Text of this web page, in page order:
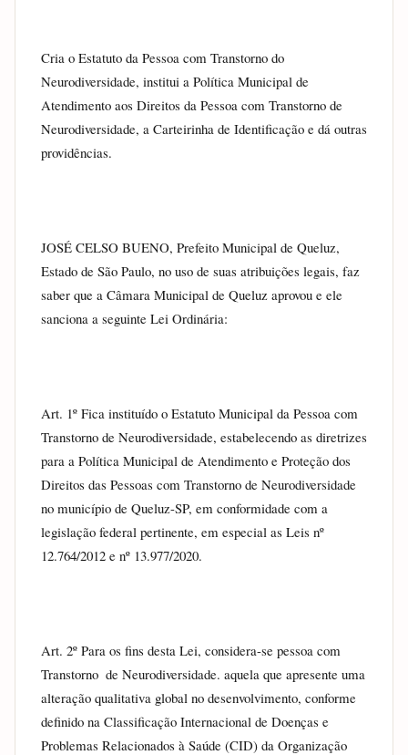
Cria o Estatuto da Pessoa com Transtorno do
Neurodiversidade, institui a Política Municipal de
Atendimento aos Direitos da Pessoa com Transtorno de
Neurodiversidade, a Carteirinha de Identificação e dá outras
providências.
JOSÉ CELSO BUENO, Prefeito Municipal de Queluz,
Estado de São Paulo, no uso de suas atribuições legais, faz
saber que a Câmara Municipal de Queluz aprovou e ele
sanciona a seguinte Lei Ordinária:
Art. 1º Fica instituído o Estatuto Municipal da Pessoa com
Transtorno de Neurodiversidade, estabelecendo as diretrizes
para a Política Municipal de Atendimento e Proteção dos
Direitos das Pessoas com Transtorno de Neurodiversidade
no município de Queluz-SP, em conformidade com a
legislação federal pertinente, em especial as Leis nº
12.764/2012 e nº 13.977/2020.
Art. 2º Para os fins desta Lei, considera-se pessoa com
Transtorno  de Neurodiversidade. aquela que apresente uma
alteração qualitativa global no desenvolvimento, conforme
definido na Classificação Internacional de Doenças e
Problemas Relacionados à Saúde (CID) da Organização